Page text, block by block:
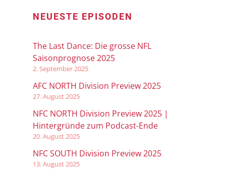
NEUESTE EPISODEN
The Last Dance: Die grosse NFL
Saisonprognose 2025
2. September 2025
AFC NORTH Division Preview 2025
27. August 2025
NFC NORTH Division Preview 2025 |
Hintergründe zum Podcast-Ende
20. August 2025
NFC SOUTH Division Preview 2025
13. August 2025